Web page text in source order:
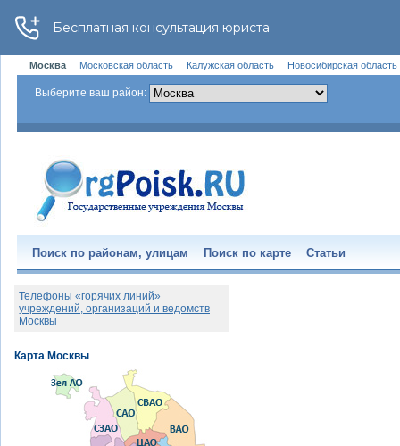
Москва Московская область Калужская область Новосибирская область
Выберите ваш район:
Поиск по районам, улицам Поиск по карте Статьи
Телефоны «горячих линий»
учреждений, организаций и ведомств
Москвы